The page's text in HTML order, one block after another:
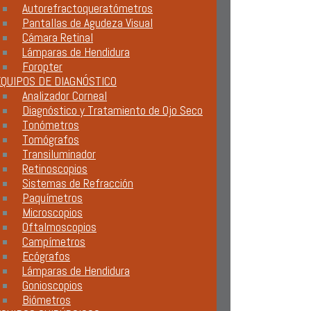
Autorefractoqueratómetros
Pantallas de Agudeza Visual
Cámara Retinal
Lámparas de Hendidura
Foropter
DE DIAGNÓSTICO
Analizador Corneal
Diagnóstico y Tratamiento de Ojo Seco
Tonómetros
Tomógrafos
Transiluminador
Retinoscopios
Sistemas de Refracción
Paquímetros
Microscopios
Oftalmoscopios
Campímetros
Ecógrafos
Lámparas de Hendidura
Gonioscopios
Biómetros